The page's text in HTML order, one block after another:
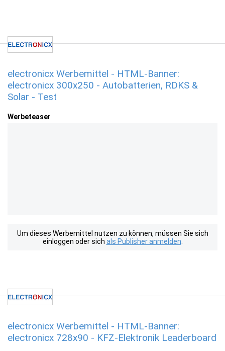
electronicx Werbemittel - HTML-Banner:
electronicx 300x250 - Autobatterien, RDKS &
Solar - Test
Werbeteaser
Um dieses Werbemittel nutzen zu können, müssen Sie sich
einloggen oder sich als Publisher anmelden
electronicx Werbemittel - HTML-Banner:
electronicx 728x90 - KFZ-Elektronik Leaderboard